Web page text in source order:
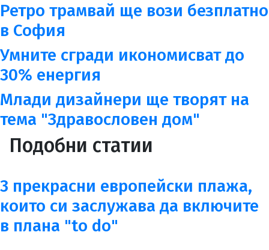
Ретро трамвай ще вози безплатно
в София
Умните сгради икономисват до
30% енергия
Млади дизайнери ще творят на
тема "Здравословен дом"
Подобни статии
3 прекрасни европейски плажа,
които си заслужава да включите
в плана "to do"